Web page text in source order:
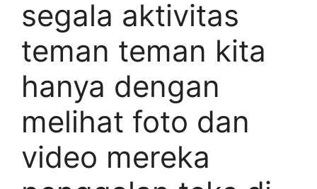
segala aktivitas
teman teman kita
hanya dengan
melihat foto dan
video mereka